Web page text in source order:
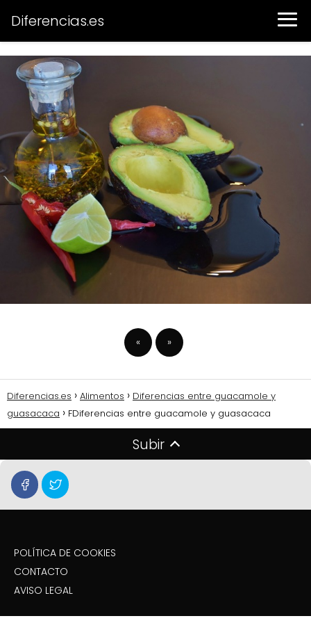
Diferencias.es
« »
Diferencias.es Alimentos
Diferencias entre guacamole y
guasacaca
FDiferencias entre guacamole y guasacaca
Subir
POLÍTICA DE COOKIES
CONTACTO
AVISO LEGAL